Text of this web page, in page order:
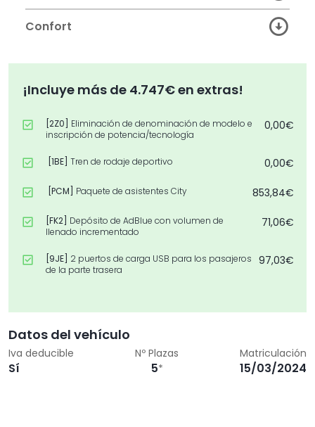
Confort
¡Incluye más de 4.747€ en extras!
[2Z0]
Eliminación de denominación de modelo e
inscripción de potencia/tecnología
0,00€
[1BE] Tren de rodaje deportivo 0,00€
[PCM] Paquete de asistentes City 853,84€
[FK2] Depósito de AdBlue con volumen de
llenado incrementado
71,06€
[9JE] 2 puertos de carga USB para los pasajeros
de la parte trasera
97,03€
194,06€
Calefacción de asientos delante 491,61€
Datos del vehículo
Iva deducible
Sí
Nº Plazas
5*
Matriculación
15/03/2024